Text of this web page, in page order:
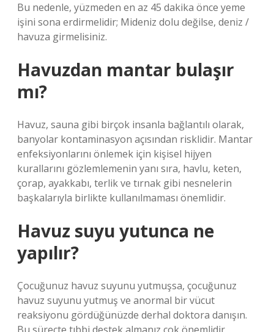
Bu nedenle, yüzmeden en az 45 dakika önce yeme
işini sona erdirmelidir; Mideniz dolu değilse, deniz /
havuza girmelisiniz.
Havuzdan mantar bulaşır
mı?
Havuz, sauna gibi birçok insanla bağlantılı olarak,
banyolar kontaminasyon açısından risklidir. Mantar
enfeksiyonlarını önlemek için kişisel hijyen
kurallarını gözlemlemenin yanı sıra, havlu, keten,
çorap, ayakkabı, terlik ve tırnak gibi nesnelerin
başkalarıyla birlikte kullanılmaması önemlidir.
Havuz suyu yutunca ne
yapılır?
Çocuğunuz havuz suyunu yutmuşsa, çocuğunuz
havuz suyunu yutmuş ve anormal bir vücut
reaksiyonu gördüğünüzde derhal doktora danışın.